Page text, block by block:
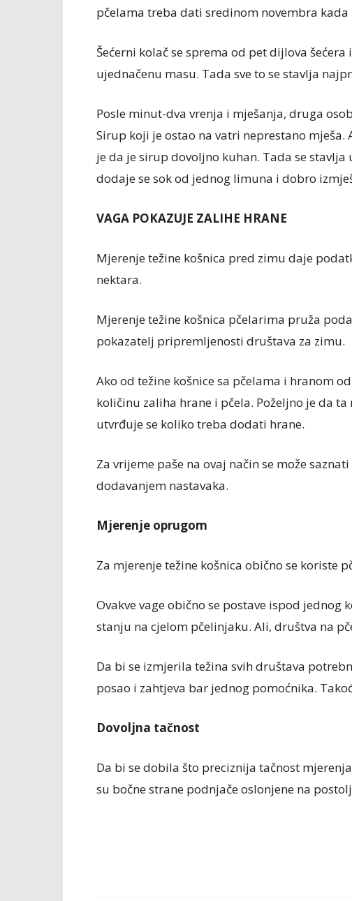
pčelama treba dati sredinom novembra
Šećerni kolač se sprema od pet dijlova
ujednačenu masu. Tada sve to se stavlja
Posle minut-dva vrenja i mješanja, druga
Sirup koji je ostao na vatri neprestano
je da je sirup dovoljno kuhan. Tada se
dodaje se sok od jednog limuna i dobro
VAGA POKAZUJE ZALIHE HRANE
Mjerenje težine košnica pred zimu daje
nektara.
Mjerenje težine košnica pčelarima pruža
pokazatelj pripremljenosti društava za zimu.
Ako od težine košnice sa pčelama i hranom
količinu zaliha hrane i pčela. Poželjno je da
utvrđuje se koliko treba dodati hrane.
Za vrijeme paše na ovaj način se može
dodavanjem nastavaka.
Mjerenje oprugom
Za mjerenje težine košnica obično se koriste
Ovakve vage obično se postave ispod
stanju na cjelom pčelinjaku. Ali, društva na
Da bi se izmjerila težina svih društava
posao i zahtjeva bar jednog pomoćnika.
Dovoljna tačnost
Da bi se dobila što preciznija tačnost
su bočne strane podnjače oslonjene na